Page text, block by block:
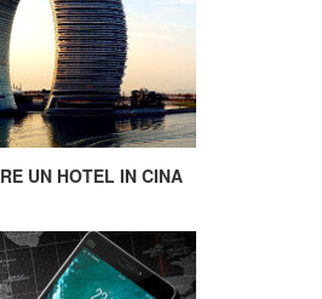
UN HOTEL IN CINA